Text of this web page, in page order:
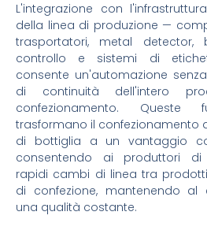
L'integrazione con
della linea di produzione —
trasportatori, metal detector,
controllo e sistemi di
consente un'automazione
di continuità dell'intero
confezionamento. Queste
trasformano il confezionamento
di bottiglia a un vantaggio
consentendo ai produttori di
rapidi cambi di linea tra
di confezione, mantenendo al
una qualità costante.